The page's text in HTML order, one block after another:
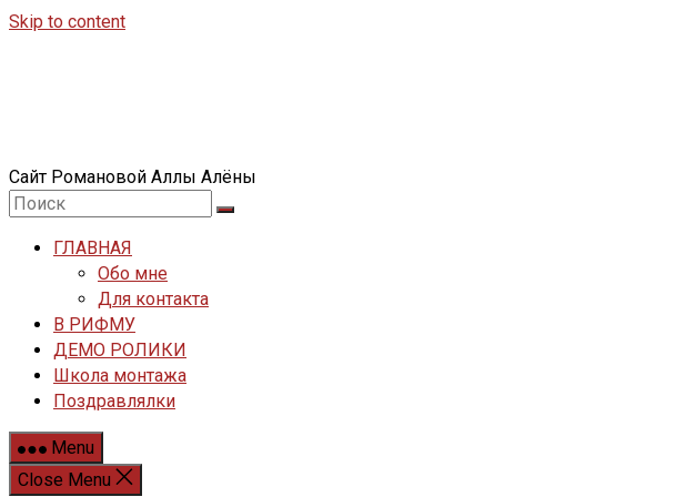
Skip to content
Сайт Романовой Аллы Алёны
ГЛАВНАЯ
Обо мне
Для контакта
В РИФМУ
ДЕМО РОЛИКИ
Школа монтажа
Поздравлялки
Menu
Close Menu